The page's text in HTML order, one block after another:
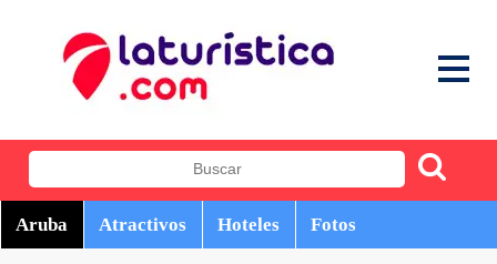
Aruba Atractivos Hoteles Fotos